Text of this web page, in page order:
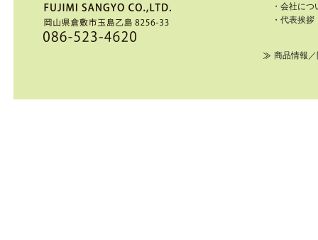
・会社につ
・代表挨拶
商品情報